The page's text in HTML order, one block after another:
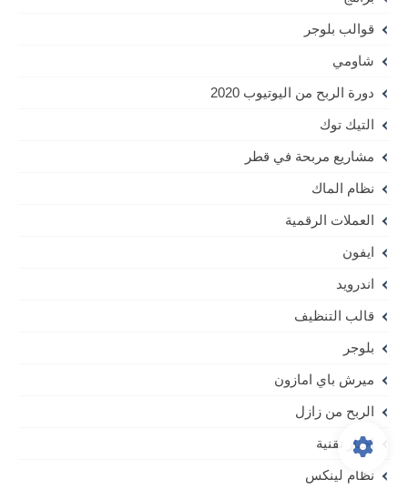
قوالب بلوجر
شاومي
دورة الربح من اليوتيوب 2020
التيك توك
مشاريع مربحة في قطر
نظام الماك
العملات الرقمية
ايفون
اندرويد
قالب التنظيف
بلوجر
ميرش باي امازون
الربح من زازل
اخبار تقنية
نظام لينكس